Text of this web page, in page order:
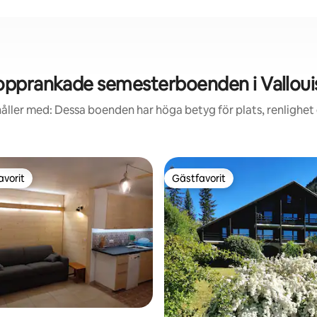
semesterboenden i
med: Dessa boenden har höga betyg för plats, renlighet
Gästfavorit
Gästfavorit